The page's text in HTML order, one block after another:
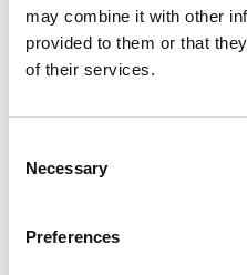
may combine it with other
provided to them or that
of their services.
Selection
Necessary
Preferences
Aktualności prawne
Baza wiedzy
E-booki
Historie sukcesu front